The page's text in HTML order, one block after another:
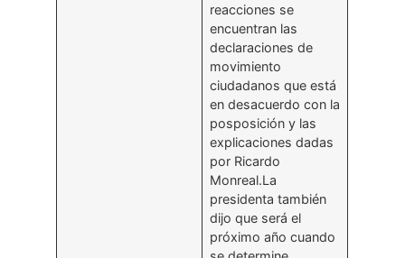
reacciones se
encuentran las
declaraciones de
movimiento
ciudadanos que está
en desacuerdo con la
posposición y las
explicaciones dadas
por Ricardo
Monreal.La
presidenta también
dijo que será el
próximo año cuando